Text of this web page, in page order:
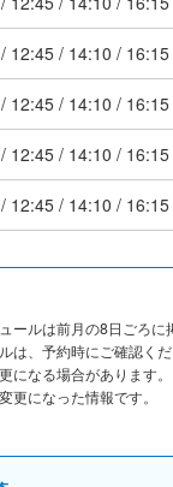
12:45 / 14:10 /
12:45 / 14:10 /
12:45 / 14:10 /
12:45 / 14:10 /
ールは前月の8日ごろに
は、予約時にご確認くだ
になる場合があります。
更になった情報です。